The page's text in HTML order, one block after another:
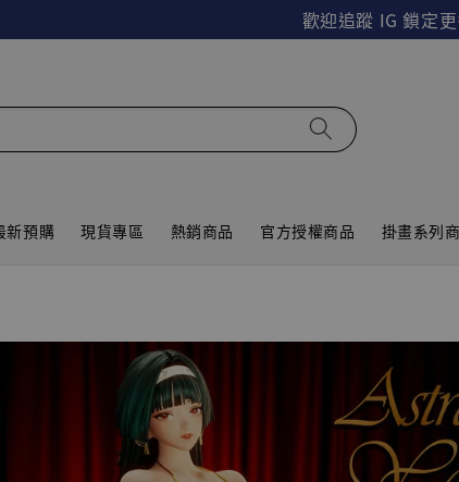
歡迎追蹤 IG 鎖定
新預購 現貨專區 熱銷商品 官方授權商品 掛畫系列